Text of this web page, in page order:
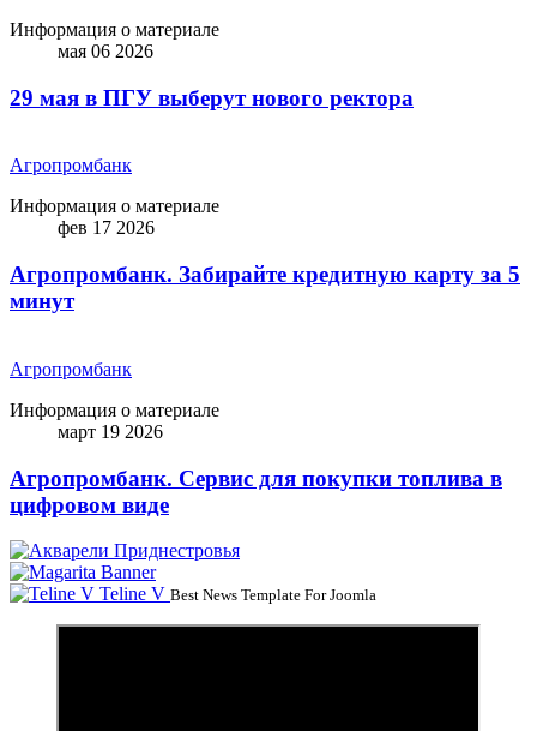
Информация о материале
мая 06 2026
29 мая в ПГУ выберут нового ректора
Агропромбанк
Информация о материале
фев 17 2026
Агропромбанк. Забирайте кредитную карту за 5
минут
Агропромбанк
Информация о материале
март 19 2026
Агропромбанк. Сервис для покупки топлива в
цифровом виде
Teline V Best News Template For Joomla